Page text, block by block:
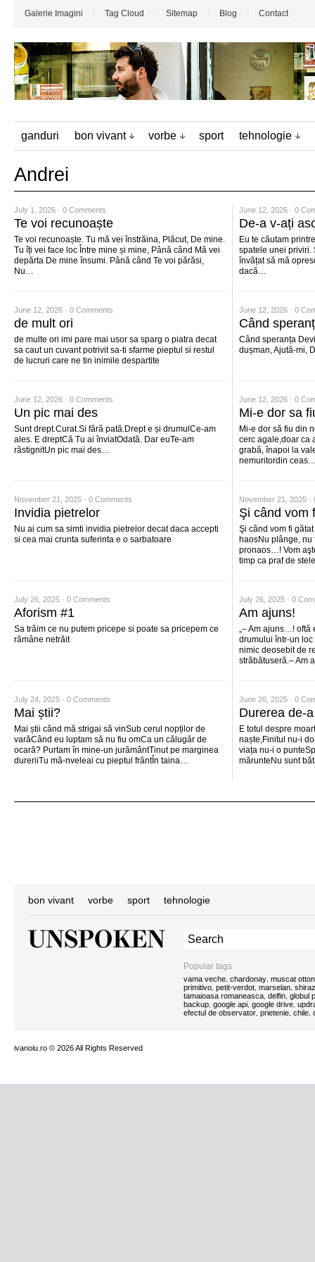
Galerie Imagini Tag Cloud Sitemap Blog Contact
ganduri bon vivant vorbe sport tehnologie
Andrei
July 1, 2026 · 0 Comments
Te voi recunoaște
Te voi recunoaște. Tu mă vei înstrăina, Plăcut, De mine.
Tu îți vei face loc Între mine și mine, Până când Mă vei
depărta De mine însumi. Până când Te voi părăsi,
Nu…
June 12, 2026 · 0
De-a v-ați
Eu te căutam
spatele unei priviri.
învățat să mă
dacă…
June 12, 2026 · 0 Comments
de mult ori
de multe ori imi pare mai usor sa sparg o piatra decat
sa caut un cuvant potrivit sa-ti sfarme pieptul si restul
de lucruri care ne tin inimile despartite
June 12, 2026 · 0
Când
Când speranța
dușman, Ajută-mi,
June 12, 2026 · 0 Comments
Un pic mai des
Sunt drept.Curat.Si fără pată.Drept e și drumulCe-am
ales. E dreptCă Tu ai înviatOdată. Dar euTe-am
răstignitUn pic mai des…
June 12, 2026 · 0
Mi-e dor sa
Mi-e dor să fiu din
cerc agale,doar ca
grabă, înapoi la
nemuritordin
November 21, 2025 · 0 Comments
Invidia pietrelor
Nu ai cum sa simti invidia pietrelor decat daca accepti
si cea mai crunta suferinta e o sarbatoare
November 21, 2025 ·
Şi când vom
Şi când vom fi
haosNu plânge,
pronaos…! Vom
timp ca praf de
July 26, 2025 · 0 Comments
Aforism #1
Sa trăim ce nu putem pricepe si poate sa pricepem ce
rămâne netrăit
July 26, 2025 · 0
Am ajuns!
„– Am ajuns…! oftă
drumului într-un
nimic deosebit de
străbătuseră.– Am
July 24, 2025 · 0 Comments
Mai știi?
Mai știi când mă strigai să vinSub cerul nopților de
varăCând eu luptam să nu fiu omCa un călugăr de
ocară? Purtam în mine-un jurământTinut pe marginea
dureriiTu mă-nveleai cu pieptul frântÎn taina…
June 26, 2025 · 0
Durerea de-
E totul despre
naște,Finitul nu-i
viața nu-i o
mărunteNu sunt
bon vivant vorbe sport tehnologie
Popular tags
vama veche chardonay muscat
primitivo petit-verdot marselan shiraz
tamaioasa romaneasca delfin globul
backup google api google drive
efectul de observator prietenie chile
ivanoiu.ro © 2026 All Rights Reserved